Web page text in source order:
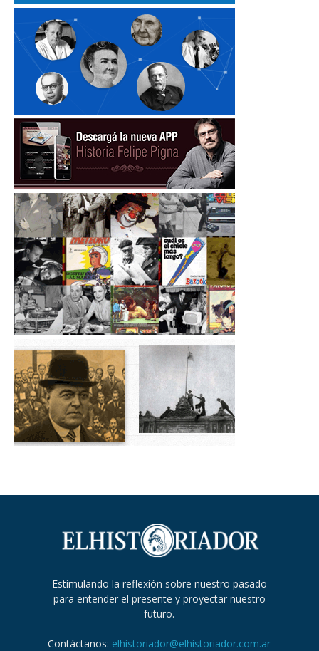
Estimulando la reflexión sobre nuestro pasado
para entender el presente y proyectar nuestro
futuro.
Contáctanos: elhistoriador@elhistoriador.com.ar